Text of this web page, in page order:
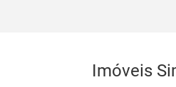
Imóveis